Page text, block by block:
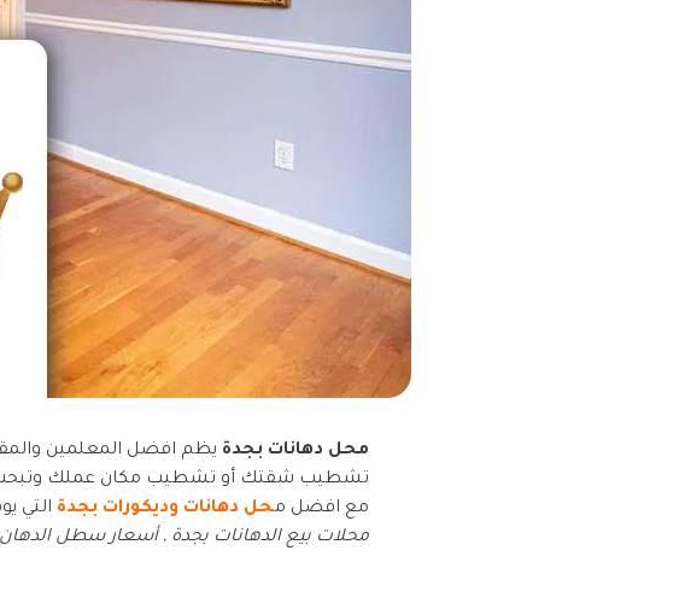
محل دهانات بجدة يظم افضل المعلمين
تشطيب شقتك أو تشطيب مكان عملك
مع افضل محل دهانات وديكورات بجدة التي
محلات بيع الدهانات بجدة , أسعار سطل